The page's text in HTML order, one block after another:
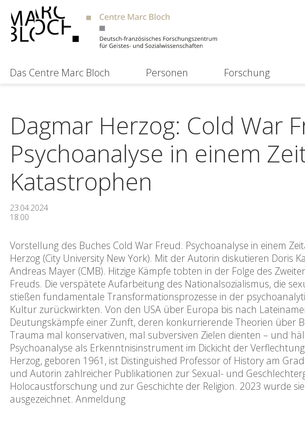
Das Centre Marc Bloch Personen Forschung
Dagmar Herzog: Cold War
Psychoanalyse in einem
Katastrophen
23.04.2024
18:00
Vorstellung des Buches Cold War Freud. Psychoanalyse in einem
Herzog (City University New York). Mit der Autorin diskutieren Doris
Andreas Mayer (CMB). Hitzige Kämpfe tobten in der Folge des
Freuds. Die verspätete Aufarbeitung des Nationalsozialismus, die
stießen fundamentale Transformationsprozesse in der
Kultur zurückwirkten. Von den USA über Europa bis nach
Deutungskämpfe einer Zunft, deren konkurrierende Theorien über
Trauma mal konservativen, mal subversiven Zielen dienten – und
Psychoanalyse als Erkenntnisinstrument im Dickicht der
Herzog, geboren 1961, ist Distinguished Professor of History am
und Autorin zahlreicher Publikationen zur Sexual- und
Holocaustforschung und zur Geschichte der Religion. 2023 wurde
ausgezeichnet. Anmeldung